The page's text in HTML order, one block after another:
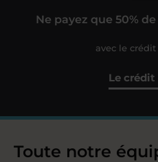
Ne payez que 50%
avec le
Le
Toute notre